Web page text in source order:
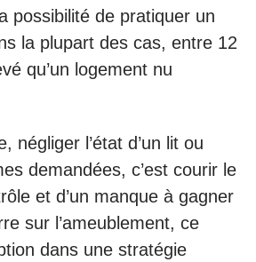
possibilité de pratiquer un
la plupart des cas, entre 12
qu’un logement nu
négliger l’état d’un lit ou
demandées, c’est courir le
et d’un manque à gagner
sur l’ameublement, ce
dans une stratégie